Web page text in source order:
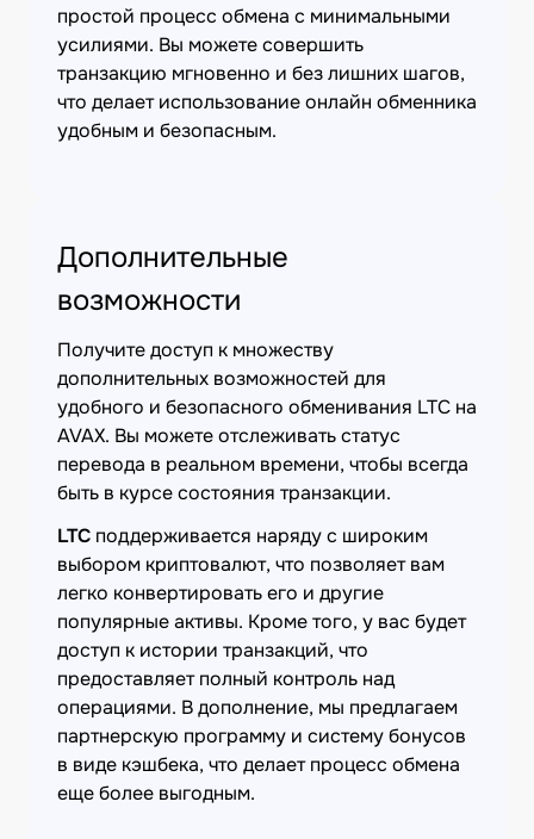
простой процесс обмена с минимальными
усилиями. Вы можете совершить
транзакцию мгновенно и без лишних шагов,
что делает использование онлайн обменника
удобным и безопасным.
Дополнительные
возможности
Получите доступ к множеству
дополнительных возможностей для
удобного и безопасного обменивания LTC на
AVAX. Вы можете отслеживать статус
перевода в реальном времени, чтобы всегда
быть в курсе состояния транзакции.
LTC поддерживается наряду с широким
выбором криптовалют, что позволяет вам
легко конвертировать его и другие
популярные активы. Кроме того, у вас будет
доступ к истории транзакций, что
предоставляет полный контроль над
операциями. В дополнение, мы предлагаем
партнерскую программу и систему бонусов
в виде кэшбека, что делает процесс обмена
еще более выгодным.